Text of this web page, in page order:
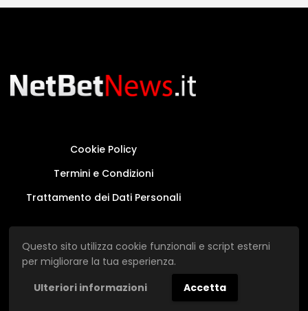
Questo sito utilizza cookie funzionali e script esterni
per migliorare la tua esperienza.
Ulteriori informazioni
Accetta
Cookie Policy
Termini e Condizioni
Trattamento dei Dati Personali
Questo sito non rappresenta una testata
giornalistica in quanto viene aggiornato senza
alcuna periodicità.